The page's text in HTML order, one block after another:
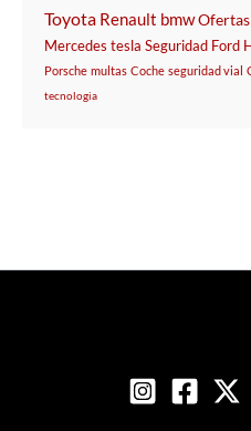
Toyota Renault bmwOfertas
Mercedes tesla Seguridad Ford
Porsche multas Coche seguridad vial
tecnologia